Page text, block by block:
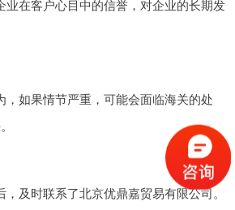
业在客户心目中的信誉，对企业的长期发
，如果情节严重，可能会面临海关的处
及时联系了北京优鼎嘉贸易有限公司。